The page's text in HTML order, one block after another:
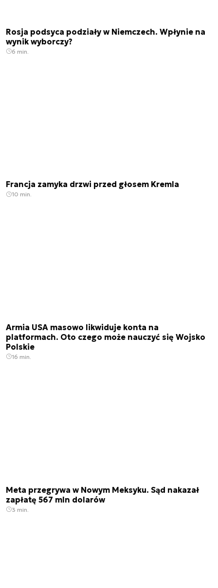
Rosja podsyca podziały w Niemczech. Wpłynie na
wynik wyborczy?
6 min.
Francja zamyka drzwi przed głosem Kremla
10 min.
Armia USA masowo likwiduje konta na
platformach. Oto czego może nauczyć się Wojsko
Polskie
16 min.
Meta przegrywa w Nowym Meksyku. Sąd nakazał
zapłatę 567 mln dolarów
3 min.